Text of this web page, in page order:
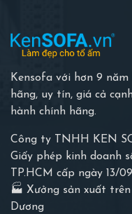
Kensofa với hơn 9
hãng, uy tín, giá cả
hành chính hãng.
Công ty TNHH KEN
Giấy phép kinh doanh
TP.HCM cấp ngày 13/
🏭 Xưởng sản xuất
Dương